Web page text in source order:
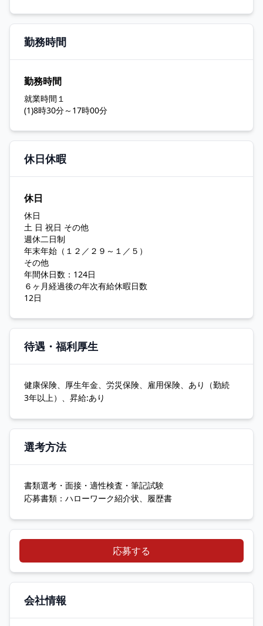
勤務時間
勤務時間
就業時間１
(1)8時30分～17時00分
休日休暇
休日
休日
土 日 祝日 その他
週休二日制
年末年始（１２／２９～１／５）
その他
年間休日数：124日
６ヶ月経過後の年次有給休暇日数
12日
待遇・福利厚生
健康保険、厚生年金、労災保険、雇用保険、あり（勤続
3年以上）、昇給:あり
選考方法
書類選考・面接・適性検査・筆記試験
応募書類：ハローワーク紹介状、履歴書
応募する
会社情報